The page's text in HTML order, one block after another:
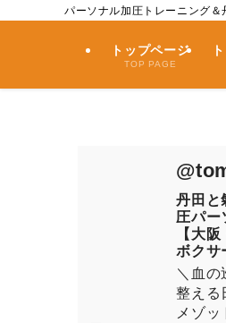
パーソナル加圧トレーニング
トップページ
TOP PAGE
丹田と
圧パー
【大
ボクサ
＼血の
整える
メゾッ